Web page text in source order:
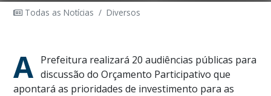
Todas as Notícias / Diversos
A Prefeitura realizará 20 audiências públicas para
discussão do Orçamento Participativo que
apontará as prioridades de investimento para as